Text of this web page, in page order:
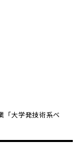
「大学発技術系ベ